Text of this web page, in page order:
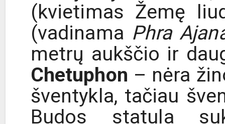
(kvietimas Žemę
(vadinama Phra
metrų aukščio ir
Chetuphon – nėra
šventykla, tačiau
Budos statula